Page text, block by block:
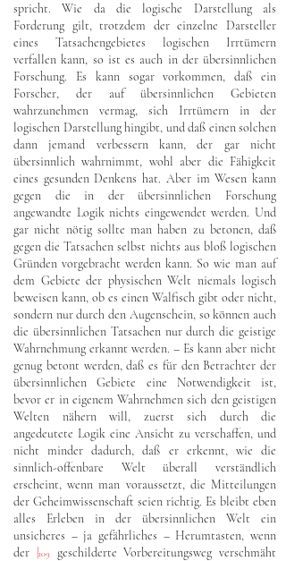
spricht. Wie da die logische Darstellung als
Forderung gilt, trotzdem der einzelne Darsteller
eines Tatsachengebietes logischen Irrtümern
verfallen kann, so ist es auch in der übersinnlichen
Forschung. Es kann sogar vorkommen, daß ein
Forscher, der auf übersinnlichen Gebieten
wahrzunehmen vermag, sich Irrtümern in der
logischen Darstellung hingibt, und daß einen solchen
dann jemand verbessern kann, der gar nicht
übersinnlich wahrnimmt, wohl aber die Fähigkeit
eines gesunden Denkens hat. Aber im Wesen kann
gegen die in der übersinnlichen Forschung
angewandte Logik nichts eingewendet werden. Und
gar nicht nötig sollte man haben zu betonen, daß
gegen die Tatsachen selbst nichts aus bloß logischen
Gründen vorgebracht werden kann. So wie man auf
dem Gebiete der physischen Welt niemals logisch
beweisen kann, ob es einen Walfisch gibt oder nicht,
sondern nur durch den Augenschein, so können auch
die übersinnlichen Tatsachen nur durch die geistige
Wahrnehmung erkannt werden. – Es kann aber nicht
genug betont werden, daß es für den Betrachter der
übersinnlichen Gebiete eine Notwendigkeit ist,
bevor er in eigenem Wahrnehmen sich den geistigen
Welten nähern will, zuerst sich durch die
angedeutete Logik eine Ansicht zu verschaffen, und
nicht minder dadurch, daß er erkennt, wie die
sinnlich-offenbare Welt überall verständlich
erscheint, wenn man voraussetzt, die Mitteilungen
der Geheimwissenschaft seien richtig. Es bleibt eben
alles Erleben in der übersinnlichen Welt ein
unsicheres – ja gefährliches – Herumtasten, wenn
der
109geschilderte Vorbereitungsweg verschmäht